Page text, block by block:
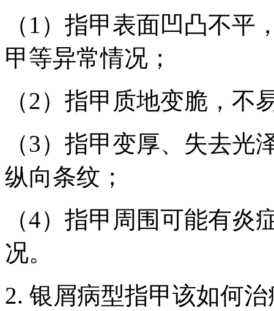
（1）指甲表面凹凸不
甲等异常情况；
（2）指甲质地变脆，
（3）指甲变厚、失去
纵向条纹；
（4）指甲周围可能有
况。
2. 银屑病型指甲该如何